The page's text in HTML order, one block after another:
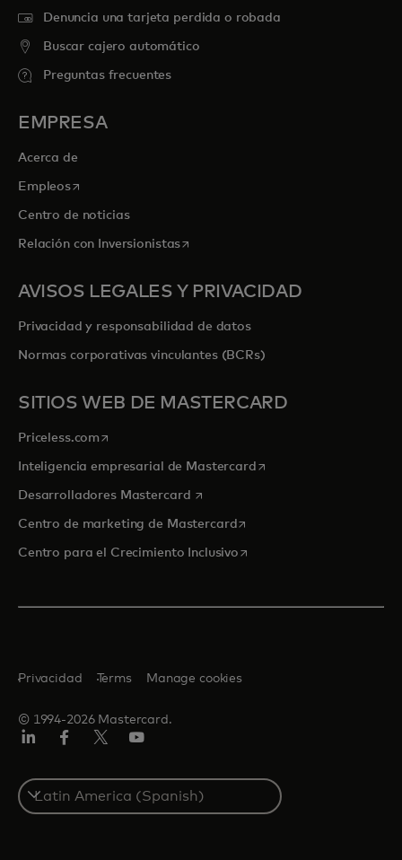
Denuncia una tarjeta perdida o robada
Buscar cajero automático
Preguntas frecuentes
EMPRESA
Acerca de
Empleosse abre en una pestaña nueva
Centro de noticias
Relación con Inversionistasse abre en una pestaña nueva
AVISOS LEGALES Y PRIVACIDAD
Privacidad y responsabilidad de datos
Normas corporativas vinculantes (BCRs)
SITIOS WEB DE MASTERCARD
Priceless.com se abre en una pestaña nueva
Inteligencia empresarial de Mastercardse abre en una pestaña
Desarrolladores Mastercard se abre en una pestaña nueva
Centro de marketing de Mastercardse abre en una pestaña
Centro para el Crecimiento Inclusivose abre en una pestaña
© 1994-2026 Mastercard.
Privacidad Terms Manage cookies
Select
a
country